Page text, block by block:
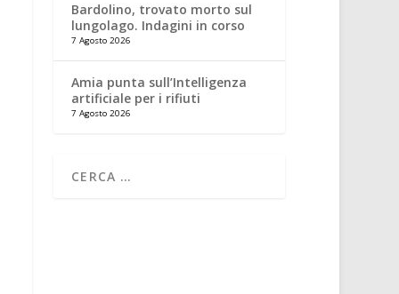
Bardolino, trovato morto sul
lungolago. Indagini in corso
7 Agosto 2026
Amia punta sull’Intelligenza
artificiale per i rifiuti
7 Agosto 2026